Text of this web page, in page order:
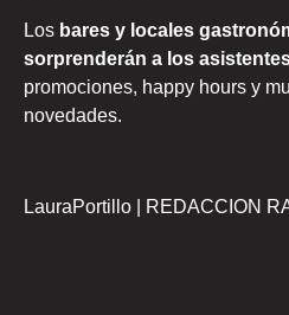
Los bares y locales
sorprenderán a los
promociones, happy hours y
novedades.
LauraPortillo | REDACCION